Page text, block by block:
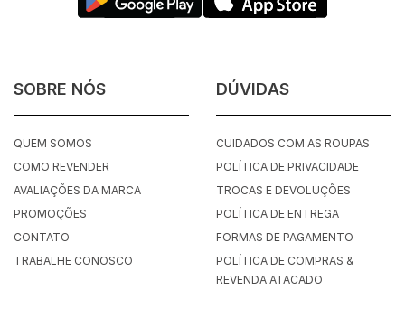
SOBRE NÓS
QUEM SOMOS
COMO REVENDER
AVALIAÇÕES DA MARCA
PROMOÇÕES
CONTATO
TRABALHE CONOSCO
DÚVIDAS
CUIDADOS COM AS ROUPAS
POLÍTICA DE PRIVACIDADE
TROCAS E DEVOLUÇÕES
POLÍTICA DE ENTREGA
FORMAS DE PAGAMENTO
POLÍTICA DE COMPRAS &
REVENDA ATACADO